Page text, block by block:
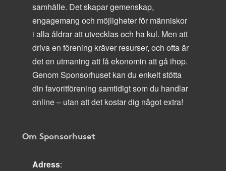
samhälle. Det skapar gemenskap,
engagemang och möjligheter för människor
i alla åldrar att utvecklas och ha kul. Men att
driva en förening kräver resurser, och ofta är
det en utmaning att få ekonomin att gå ihop.
Genom Sponsorhuset kan du enkelt stötta
din favoritförening samtidigt som du handlar
online – utan att det kostar dig något extra!
Om Sponsorhuset
Adress: